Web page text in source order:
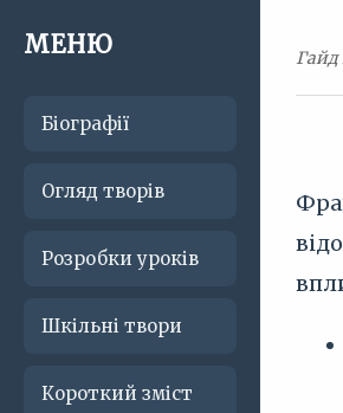
МЕНЮ
Біографії
Огляд творів
Розробки уроків
Шкільні твори
Короткий зміст
Гайд